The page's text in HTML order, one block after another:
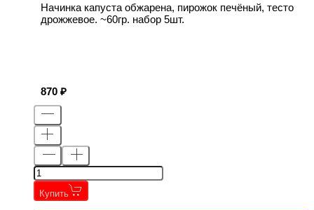
Начинка капуста обжарена, пирожок печёный, тесто
дрожжевое. ~60гр. набор 5шт.
870
Купить